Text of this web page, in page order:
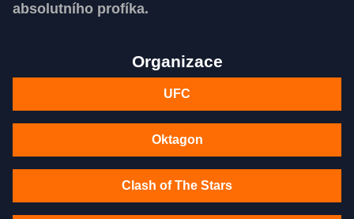
absolutního profíka.
Organizace
UFC
Oktagon
Clash of The Stars